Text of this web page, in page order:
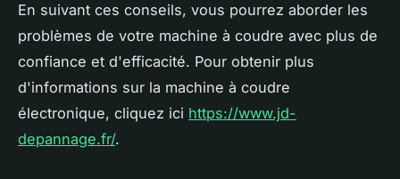
En suivant ces conseils, vous pourrez aborder les
problèmes de votre machine à coudre avec plus de
confiance et d'efficacité. Pour obtenir plus
d'informations sur la machine à coudre
électronique, cliquez ici https://www.jd-
depannage.fr/.